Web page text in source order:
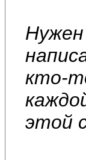
кто-
этой